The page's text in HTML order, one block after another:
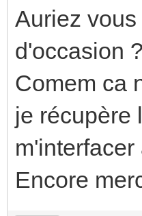
Auriez
d'occasion ?
Comem ca
je récupère
Encore